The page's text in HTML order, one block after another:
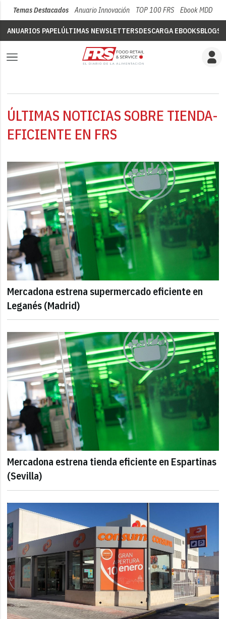
Temas Destacados Anuario Innovación TOP 100 FRS Ebook MDD
ANUARIOS PAPELÚLTIMAS NEWSLETTERSDESCARGA EBOOKSBLOGS
ÚLTIMAS NOTICIAS SOBRE TIENDA-
EFICIENTE EN FRS
Mercadona estrena supermercado eficiente en
Leganés (Madrid)
Mercadona estrena tienda eficiente en Espartinas
(Sevilla)